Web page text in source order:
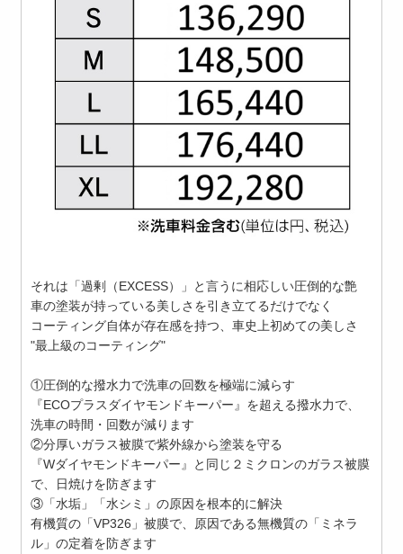
それは「過剰（EXCESS）」と言うに相応しい圧倒的な艶
車の塗装が持っている美しさを引き立てるだけでなく
コーティング自体が存在感を持つ、車史上初めての美しさ
"最上級のコーティング"
①圧倒的な撥水力で洗車の回数を極端に減らす
『ECOプラスダイヤモンドキーパー』を超える撥水力で、
洗車の時間・回数が減ります
②分厚いガラス被膜で紫外線から塗装を守る
『Wダイヤモンドキーパー』と同じ２ミクロンのガラス被膜
で、日焼けを防ぎます
③「水垢」「水シミ」の原因を根本的に解決
有機質の「VP326」被膜で、原因である無機質の「ミネラ
ル」の定着を防ぎます